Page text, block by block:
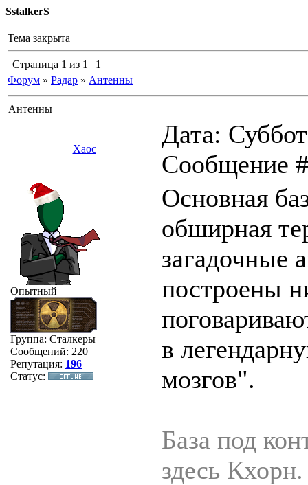
SstalkerS
Тема закрыта
Страница 1 из 1
1
Форум » Радар » Антенны
Антенны
Хаос
Дата:
Сообщение
Опытный
Группа: Сталкеры
Сообщений: 220
Репутация: 196
Статус:
Основная
обширная
загадочные
построены
в
мозгов".
База под
здесь Кхорн.